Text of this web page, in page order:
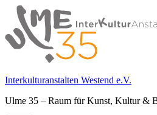
Springe
zum
Inhalt
Interkulturanstalten Westend e.V.
Ulme 35 – Raum für Kunst, Kultur &